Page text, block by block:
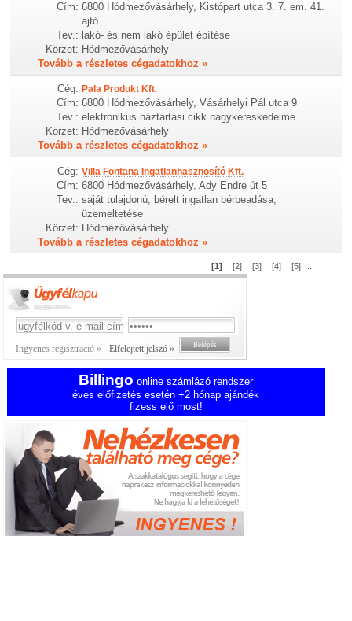
Cím: 6800 Hódmezővásárhely, Kistópart utca 3. 7. em. 41.
ajtó
Tev.: lakó- és nem lakó épület építése
Körzet: Hódmezővásárhely
Tovább a részletes cégadatokhoz »
Cég: Pala Produkt Kft.
Cím: 6800 Hódmezővásárhely, Vásárhelyi Pál utca 9
Tev.: elektronikus háztartási cikk nagykereskedelme
Körzet: Hódmezővásárhely
Tovább a részletes cégadatokhoz »
Cég: Villa Fontana Ingatlanhasznosító Kft.
Cím: 6800 Hódmezővásárhely, Ady Endre út 5
Tev.: saját tulajdonú, bérelt ingatlan bérbeadása,
üzemeltetése
Körzet: Hódmezővásárhely
Tovább a részletes cégadatokhoz »
[1] [2] [3] [4] [5]
Ingyenes regisztráció » Elfelejtett jelszó »
Billingo online számlázó rendszer
éves előfizetés esetén +2 hónap ajándék
fizess elő most!